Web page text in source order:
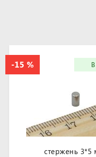
стержень 3*5